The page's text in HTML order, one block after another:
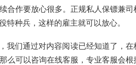
合作要放心很多。正规私人保镖兼司
种兵，这样的雇主就可以放心。
我们通过对内容阅读已经知道了，在
么可以咨询在线客服，专业客服会根